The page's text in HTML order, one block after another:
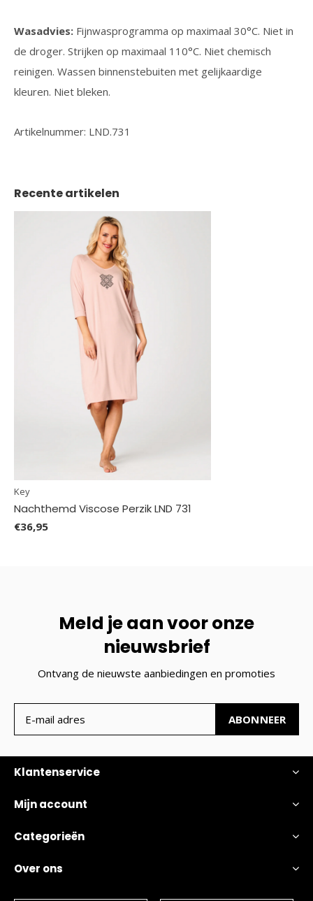
Wasadvies: Fijnwasprogramma op maximaal 30°C. Niet in
de droger. Strijken op maximaal 110°C. Niet chemisch
reinigen. Wassen binnenstebuiten met gelijkaardige
kleuren. Niet bleken.
Artikelnummer: LND.731
Recente artikelen
Key
Nachthemd Viscose Perzik LND 731
€36,95
Meld je aan voor onze
nieuwsbrief
Ontvang de nieuwste aanbiedingen en promoties
ABONNEER
Klantenservice
Mijn account
Categorieën
Over ons